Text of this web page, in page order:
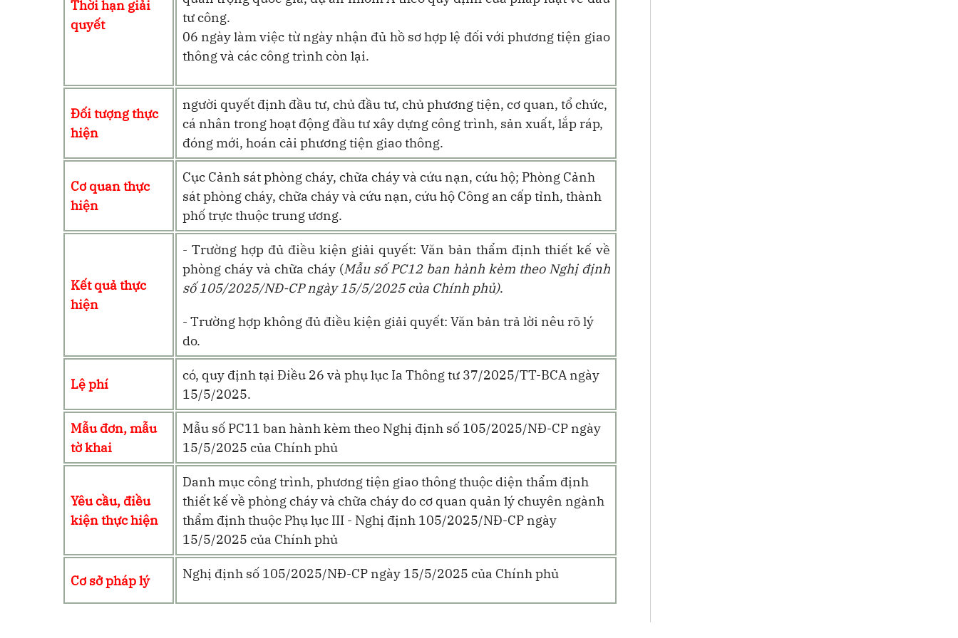
Thời hạn giải
quyết
tư công.
06 ngày làm việc từ ngày nhận đủ hồ sơ hợp lệ đối với phương tiện giao
thôngvà các công trình còn lại.
Đối tượng thực
hiện
người quyết định đầu tư, chủ đầu tư, chủ phương tiện, cơ quan, tổ chức,
cá nhân trong hoạt động đầu tư xây dựng công trình, sản xuất, lắp ráp,
đóng mới, hoán cải phương tiện giao thông.
Cơ quan thực
hiện
Cục Cảnh sát phòng cháy, chữa cháy và cứu nạn, cứu hộ; Phòng Cảnh
sát phòng cháy, chữa cháy và cứu nạn, cứu hộ Công an cấp tỉnh, thành
phố trực thuộc trung ương.
Kết quả thực
hiện
- Trường hợp đủ điều kiện giải quyết: Văn bản thẩm định thiết kế về
phòng cháy và chữa cháy(Mẫu số PC12ban hành kèm theo Nghị định
số 105/2025/NĐ-CP ngày 15/5/2025của Chính phủ).
- Trường hợp không đủ điều kiện giải quyết: Văn bản trả lời nêu rõ lý
do.
Lệ phí
có, quy định tại Điều 26 và phụ lục Ia Thông tư 37/2025/TT-BCA ngày
15/5/2025.
Mẫu đơn, mẫu
tờ khai
Mẫu số PC11 ban hành kèm theo Nghị định số 105/2025/NĐ-CP ngày
15/5/2025 của Chính phủ
Yêu cầu, điều
kiện thực hiện
Danh mục công trình, phương tiện giao thông thuộc diện thẩm định
thiết kế về phòng cháy và chữa cháy do cơ quan quản lý chuyên ngành
thẩm định thuộc Phụ lục III - Nghị định 105/2025/NĐ-CP ngày
15/5/2025 của Chính phủ
Cơ sở pháp lý Nghị định số 105/2025/NĐ-CP ngày 15/5/2025 của Chính phủ